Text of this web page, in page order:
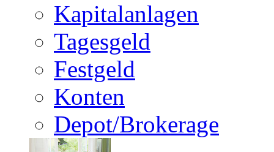
Kapitalanlagen
Tagesgeld
Festgeld
Konten
Depot/Brokerage